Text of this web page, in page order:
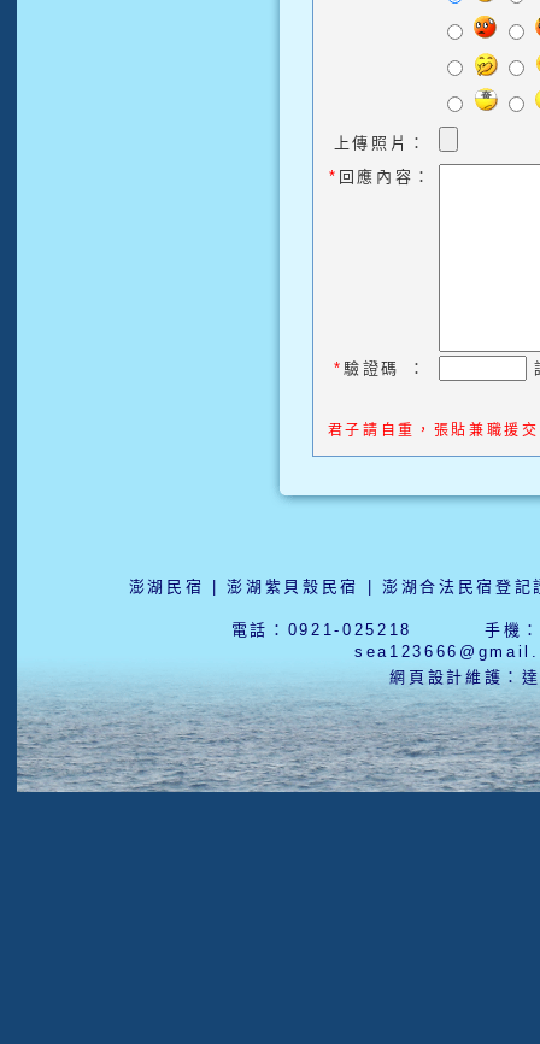
上傳照片：
* 回應內容：
*驗證碼 ：
君子請自重，張貼兼職援
澎湖民宿 | 澎湖紫貝殼民宿 | 澎湖合法民宿登
電話：0921-025218 手機：
網頁設計維護：